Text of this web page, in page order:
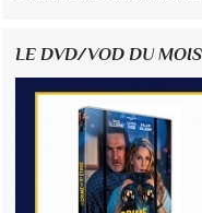
LE DVD/VOD DU MOIS